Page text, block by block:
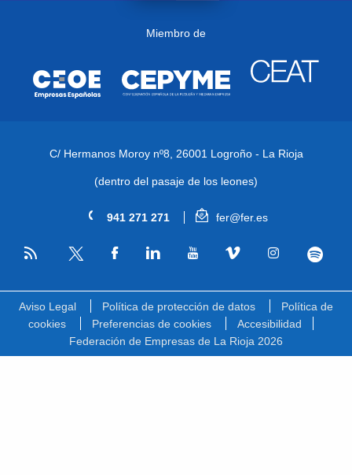
Miembro de
C/ Hermanos Moroy nº8, 26001 Logroño - La Rioja
(dentro del pasaje de los leones)
941 271 271 fer@fer.es
RSS
Aviso Legal Política de protección de datos
Política de
cookies
Preferencias de cookies
Accesibilidad
Federación de Empresas de La Rioja 2026